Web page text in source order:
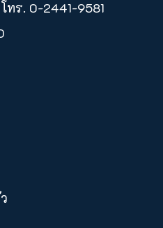
ทร. 0-2441-9581